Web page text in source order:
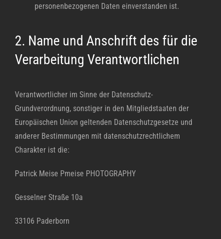
personenbezogenen Daten einverstanden ist.
2. Name und Anschrift des für die
Verarbeitung Verantwortlichen
Verantwortlicher im Sinne der Datenschutz-
Grundverordnung, sonstiger in den Mitgliedstaaten der
Europäischen Union geltenden Datenschutzgesetze und
anderer Bestimmungen mit datenschutzrechtlichem
Charakter ist die:
Patrick Meise Pmeise PHOTOGRAPHY
Gesselner Straße 10a
33106 Paderborn